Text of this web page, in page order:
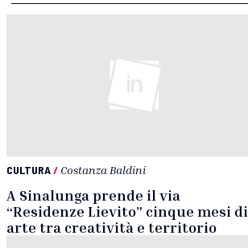
CULTURA/ Costanza Baldini
A Sinalunga prende il via
“Residenze Lievito” cinque mesi di
arte tra creatività e territorio